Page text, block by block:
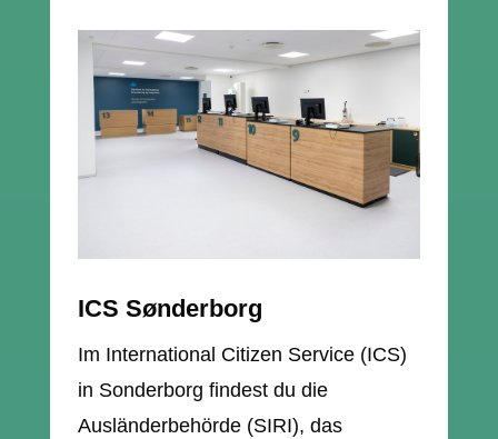
ICS Sønderborg
Im International Citizen Service (ICS)
in Sonderborg findest du die
Ausländerbehörde (SIRI), das